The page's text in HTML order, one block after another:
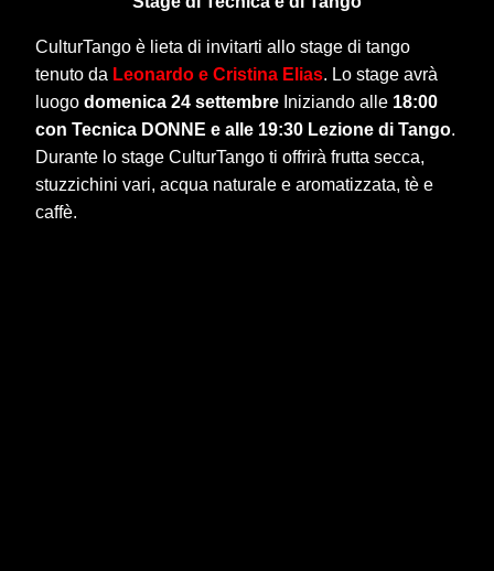
CulturTango è lieta di invitarti allo stage di tango
tenuto da Leonardo e Cristina Elias. Lo stage avrà
luogodomenica 24 settembre Iniziando alle 18:00
con Tecnica DONNE e alle 19:30 Lezione di Tango.
Durante lo stage CulturTango ti offrirà frutta secca,
stuzzichini vari, acqua naturale e aromatizzata, tè e
caffè.